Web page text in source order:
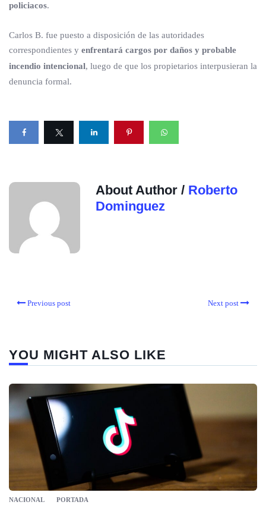
policiacos.
Carlos B. fue puesto a disposición de las autoridades
correspondientes y enfrentará cargos por daños y probable
incendio intencional, luego de que los propietarios interpusieran la
denuncia formal.
About Author / Roberto
Dominguez
Previous post Next post
YOU MIGHT ALSO LIKE
NACIONAL PORTADA